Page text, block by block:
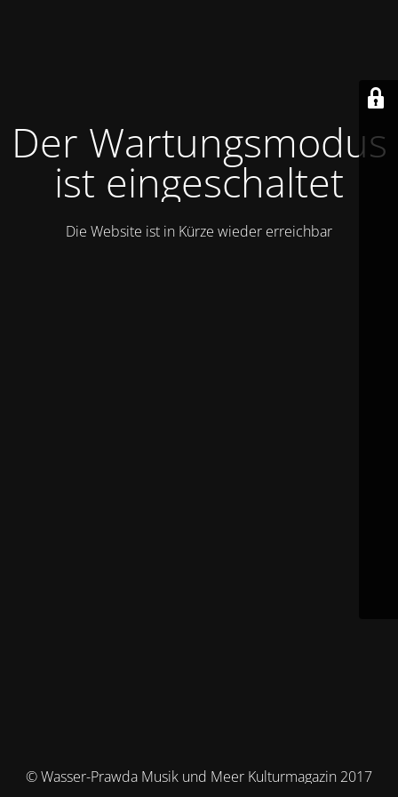
Der Wartungsmodus
ist eingeschaltet
Die Website ist in Kürze wieder erreichbar
© Wasser-Prawda Musik und Meer Kulturmagazin 2017